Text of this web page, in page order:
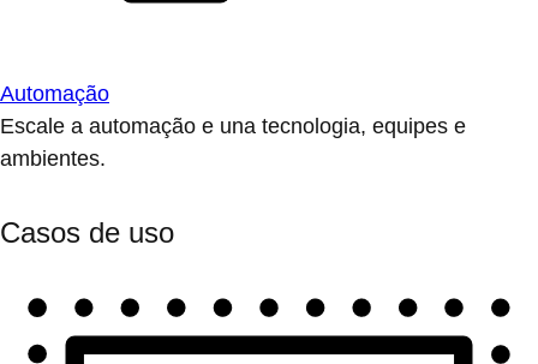
Automação
Escale a automação e una tecnologia, equipes e
ambientes.
Casos de uso